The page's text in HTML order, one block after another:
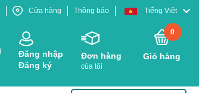
Cửa hàng Thông báo Tiếng Việt
Đăng nhập
Đăng ký
Đơn hàng
của tôi
0
Giỏ hàng